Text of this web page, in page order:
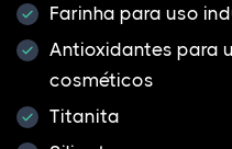
Farinha para uso
Antioxidantes para
cosméticos
Titanita